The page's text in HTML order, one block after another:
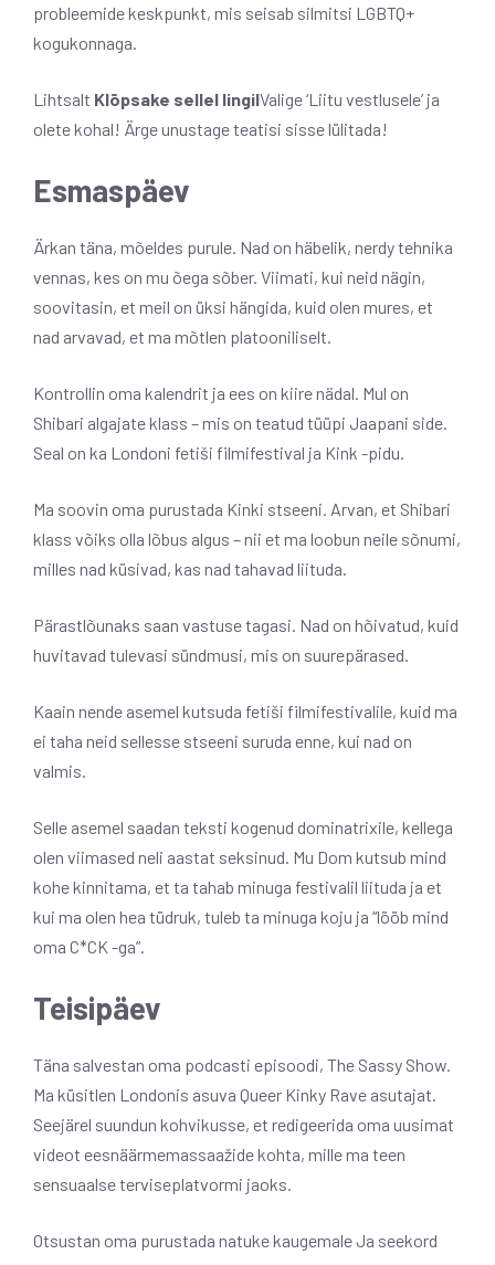
probleemide keskpunkt, mis seisab silmitsi LGBTQ+
kogukonnaga.
Lihtsalt Klõpsake sellel lingilValige ‘Liitu vestlusele’ ja
olete kohal! Ärge unustage teatisi sisse lülitada!
Esmaspäev
Ärkan täna, mõeldes purule. Nad on häbelik, nerdy tehnika
vennas, kes on mu õega sõber. Viimati, kui neid nägin,
soovitasin, et meil on üksi hängida, kuid olen mures, et
nad arvavad, et ma mõtlen platooniliselt.
Kontrollin oma kalendrit ja ees on kiire nädal. Mul on
Shibari algajate klass – mis on teatud tüüpi Jaapani side.
Seal on ka Londoni fetiši filmifestival ja Kink -pidu.
Ma soovin oma purustada Kinki stseeni. Arvan, et Shibari
klass võiks olla lõbus algus – nii et ma loobun neile sõnumi,
milles nad küsivad, kas nad tahavad liituda.
Pärastlõunaks saan vastuse tagasi. Nad on hõivatud, kuid
huvitavad tulevasi sündmusi, mis on suurepärased.
Kaain nende asemel kutsuda fetiši filmifestivalile, kuid ma
ei taha neid sellesse stseeni suruda enne, kui nad on
valmis.
Selle asemel saadan teksti kogenud dominatrixile, kellega
olen viimased neli aastat seksinud. Mu Dom kutsub mind
kohe kinnitama, et ta tahab minuga festivalil liituda ja et
kui ma olen hea tüdruk, tuleb ta minuga koju ja “lööb mind
oma C*CK -ga”.
Teisipäev
Täna salvestan oma podcasti episoodi, The Sassy Show.
Ma küsitlen Londonis asuva Queer Kinky Rave asutajat.
Seejärel suundun kohvikusse, et redigeerida oma uusimat
videot eesnäärmemassaažide kohta, mille ma teen
sensuaalse terviseplatvormi jaoks.
Otsustan oma purustada natuke kaugemaleJa seekord